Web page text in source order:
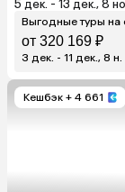
5 дек. - 13 дек., 8
Выгодные туры на
от 320 169 ₽
3 дек. - 11 дек., 8 н.
Кешбэк + 4 661